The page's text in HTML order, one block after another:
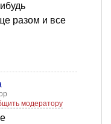
разом и все
модератору